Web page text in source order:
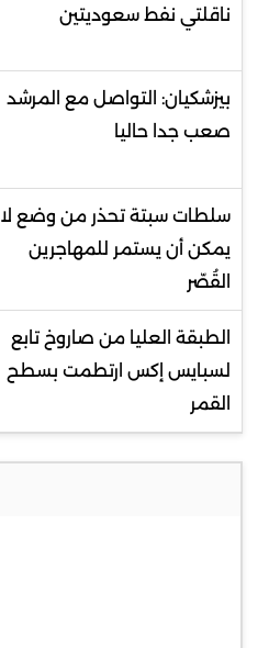
ناقلتي نفط سعوديتين
بيزشكيان: التواصل مع المرشد
صعب جدا حاليا
سلطات سبتة تحذر من وضع لا
يمكن أن يستمر للمهاجرين
القُصّر
الطبقة العليا من صاروخ تابع
لسبايس إكس ارتطمت بسطح
القمر